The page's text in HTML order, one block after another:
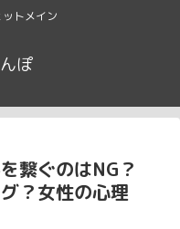
トメイン
ぽ
繋ぐのはNG？
？女性の心理